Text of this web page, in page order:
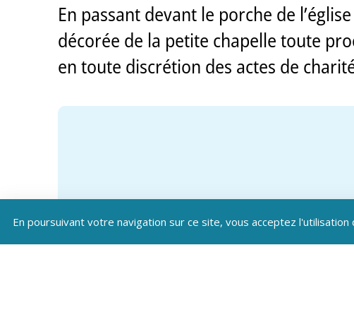
En passant devant le porche de
décorée de la petite chapelle toute
en toute discrétion des actes de
En poursuivant votre navigation sur ce site, vous acceptez